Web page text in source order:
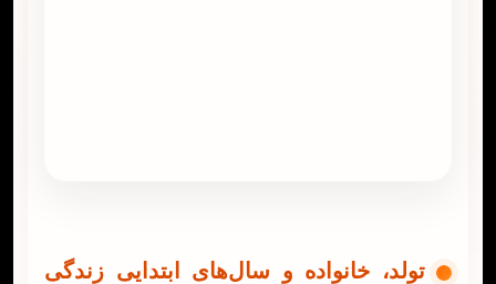
تولد، خانواده و سال‌های ابتدایی زندگی